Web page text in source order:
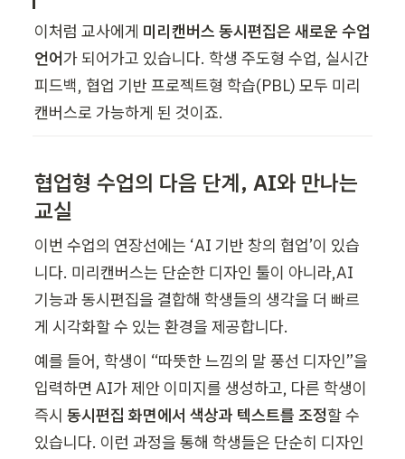
이처럼 교사에게 미리캔버스 동시편집은 새로운 수업
언어가 되어가고 있습니다. 학생 주도형 수업, 실시간
피드백, 협업 기반 프로젝트형 학습(PBL) 모두 미리
캔버스로 가능하게 된 것이죠.
협업형 수업의 다음 단계, AI와 만나는
교실
이번 수업의 연장선에는 ‘AI 기반 창의 협업’이 있습
니다. 미리캔버스는 단순한 디자인 툴이 아니라,AI
기능과 동시편집을 결합해 학생들의 생각을 더 빠르
게 시각화할 수 있는 환경을 제공합니다.
예를 들어, 학생이 “따뜻한 느낌의 말 풍선 디자인”을
입력하면 AI가 제안 이미지를 생성하고, 다른 학생이
즉시 동시편집 화면에서 색상과 텍스트를 조정할 수
있습니다. 이런 과정을 통해 학생들은 단순히 디자인